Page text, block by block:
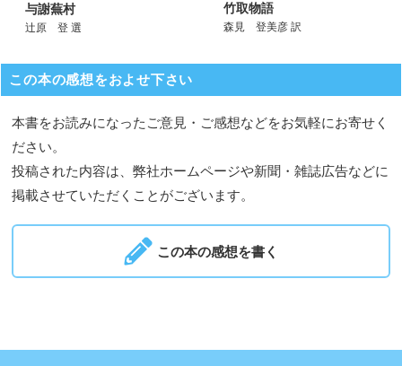
与謝蕪村
辻原 登 選
竹取物語
森見 登美彦 訳
この本の感想をおよせ下さい
本書をお読みになったご意見・ご感想などをお気軽にお寄せく
ださい。
投稿された内容は、弊社ホームページや新聞・雑誌広告などに
掲載させていただくことがございます。
この本の感想を書く